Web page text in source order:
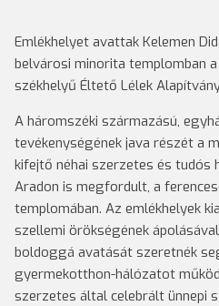
Emlékhelyet avattak Kelemen
belvárosi minorita templomban
székhelyű Éltető Lélek
A háromszéki származású,
tevékenységének java részét a
kifejtő néhai szerzetes és tudós
Aradon is megfordult, a
templomában. Az emlékhelyek
szellemi örökségének
boldoggá avatását szeretnék
gyermekotthon-hálózatot
szerzetes által celebrált ünnepi